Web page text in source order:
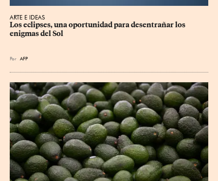
ARTE E IDEAS
Los eclipses, una oportunidad para desentrañar los
enigmas del Sol
Por AFP